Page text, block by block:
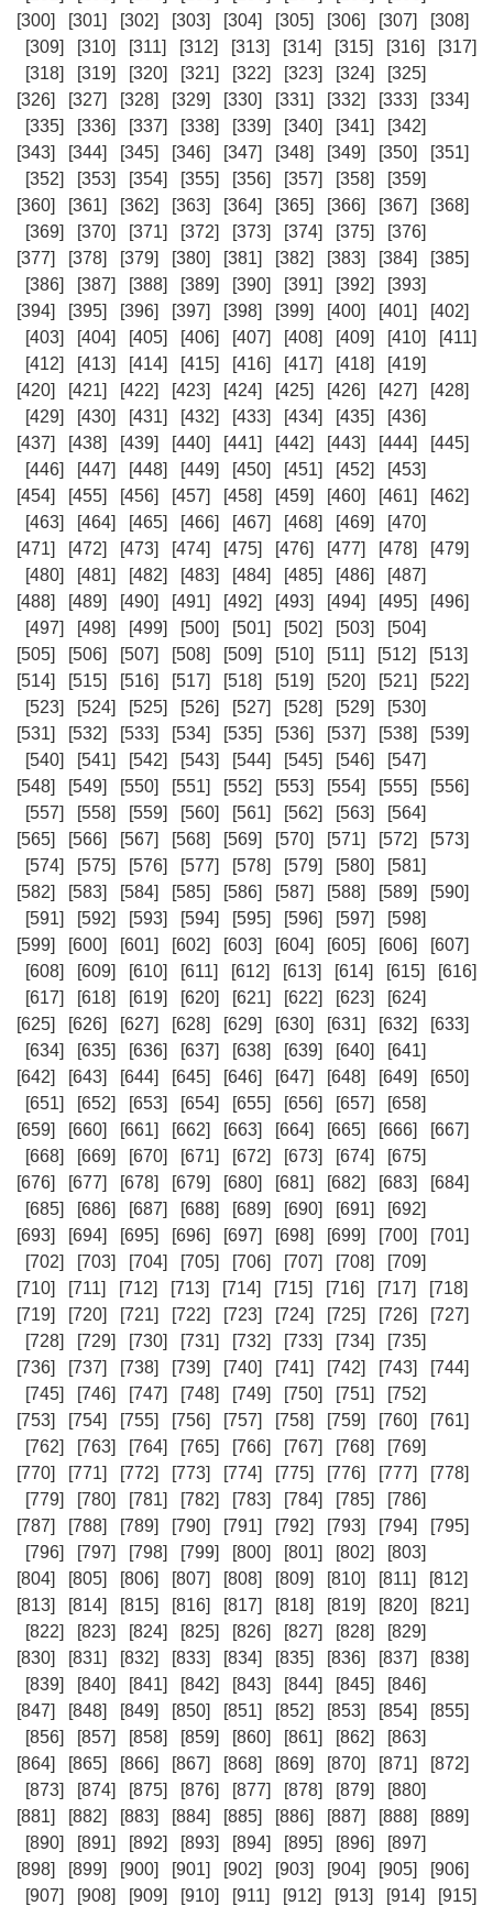
[300]
[301] [302] [303] [304] [305] [306] [307]
[308]
[309]
[310] [311] [312] [313] [314] [315] [316]
[317]
[318]
[319] [320] [321] [322] [323] [324]
[325]
[326]
[327] [328] [329] [330] [331] [332] [333]
[334]
[335]
[336] [337] [338] [339] [340] [341]
[342]
[343]
[344] [345] [346] [347] [348] [349] [350]
[351]
[352]
[353] [354] [355] [356] [357] [358]
[359]
[360]
[361] [362] [363] [364] [365] [366] [367]
[368]
[369]
[370] [371] [372] [373] [374] [375]
[376]
[377]
[378] [379] [380] [381] [382] [383] [384]
[385]
[386]
[387] [388] [389] [390] [391] [392]
[393]
[394]
[395] [396] [397] [398] [399] [400] [401]
[402]
[403]
[404] [405] [406] [407] [408] [409] [410]
[411]
[412]
[413] [414] [415] [416] [417] [418]
[419]
[420]
[421] [422] [423] [424] [425] [426] [427]
[428]
[429]
[430] [431] [432] [433] [434] [435]
[436]
[437]
[438] [439] [440] [441] [442] [443] [444]
[445]
[446]
[447] [448] [449] [450] [451] [452]
[453]
[454]
[455] [456] [457] [458] [459] [460] [461]
[462]
[463]
[464] [465] [466] [467] [468] [469]
[470]
[471]
[472] [473] [474] [475] [476] [477] [478]
[479]
[480]
[481] [482] [483] [484] [485] [486]
[487]
[488]
[489] [490] [491] [492] [493] [494] [495]
[496]
[497]
[498] [499] [500] [501] [502] [503]
[504]
[505]
[506] [507] [508] [509] [510] [511] [512]
[513]
[514]
[515] [516] [517] [518] [519] [520] [521]
[522]
[523]
[524] [525] [526] [527] [528] [529]
[530]
[531]
[532] [533] [534] [535] [536] [537] [538]
[539]
[540]
[541] [542] [543] [544] [545] [546]
[547]
[548]
[549] [550] [551] [552] [553] [554] [555]
[556]
[557]
[558] [559] [560] [561] [562] [563]
[564]
[565]
[566] [567] [568] [569] [570] [571] [572]
[573]
[574]
[575] [576] [577] [578] [579] [580]
[581]
[582]
[583] [584] [585] [586] [587] [588] [589]
[590]
[591]
[592] [593] [594] [595] [596] [597]
[598]
[599]
[600] [601] [602] [603] [604] [605] [606]
[607]
[608]
[609] [610] [611] [612] [613] [614] [615]
[616]
[617]
[618] [619] [620] [621] [622] [623]
[624]
[625]
[626] [627] [628] [629] [630] [631] [632]
[633]
[634]
[635] [636] [637] [638] [639] [640]
[641]
[642]
[643] [644] [645] [646] [647] [648] [649]
[650]
[651]
[652] [653] [654] [655] [656] [657]
[658]
[659]
[660] [661] [662] [663] [664] [665] [666]
[667]
[668]
[669] [670] [671] [672] [673] [674]
[675]
[676]
[677] [678] [679] [680] [681] [682] [683]
[684]
[685]
[686] [687] [688] [689] [690] [691]
[692]
[693]
[694] [695] [696] [697] [698] [699] [700]
[701]
[702]
[703] [704] [705] [706] [707] [708]
[709]
[710]
[711] [712] [713] [714] [715] [716] [717]
[718]
[719]
[720] [721] [722] [723] [724] [725] [726]
[727]
[728]
[729] [730] [731] [732] [733] [734]
[735]
[736]
[737] [738] [739] [740] [741] [742] [743]
[744]
[745]
[746] [747] [748] [749] [750] [751]
[752]
[753]
[754] [755] [756] [757] [758] [759] [760]
[761]
[762]
[763] [764] [765] [766] [767] [768]
[769]
[770]
[771] [772] [773] [774] [775] [776] [777]
[778]
[779]
[780] [781] [782] [783] [784] [785]
[786]
[787]
[788] [789] [790] [791] [792] [793] [794]
[795]
[796]
[797] [798] [799] [800] [801] [802]
[803]
[804]
[805] [806] [807] [808] [809] [810] [811]
[812]
[813]
[814] [815] [816] [817] [818] [819] [820]
[821]
[822]
[823] [824] [825] [826] [827] [828]
[829]
[830]
[831] [832] [833] [834] [835] [836] [837]
[838]
[839]
[840] [841] [842] [843] [844] [845]
[846]
[847]
[848] [849] [850] [851] [852] [853] [854]
[855]
[856]
[857] [858] [859] [860] [861] [862]
[863]
[864]
[865] [866] [867] [868] [869] [870] [871]
[872]
[873]
[874] [875] [876] [877] [878] [879]
[880]
[881]
[882] [883] [884] [885] [886] [887] [888]
[889]
[890]
[891] [892] [893] [894] [895] [896]
[897]
[898]
[899] [900] [901] [902] [903] [904] [905]
[906]
[907]
[908] [909] [910] [911] [912] [913] [914] [915]